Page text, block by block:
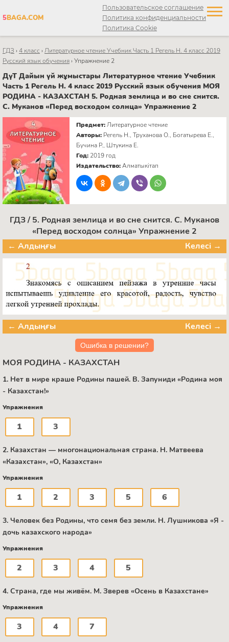
5BAGA.COM
Пользовательское соглашение
Политика конфиденциальности
Политика Cookie
ГДЗ ›4 класс ›Литературное чтение Учебник Часть 1 Регель Н. 4 класс 2019
Русский язык обучения›Упражнение 2
ДүТ Дайын үй жұмыстары Литературное чтение Учебник
Часть 1 Регель Н. 4 класс 2019 Русский язык обучения МОЯ
РОДИНА - КАЗАХСТАН 5. Родная землица и во сне снится.
C. Муканов «Перед восходом солнца» Упражнение 2
Предмет:Литературное чтение
Авторы: Регель Н., Труханова О., Богатырева Е.,
Бучина Р., Штукина Е.
Год: 2019 год
Издательство:Алматыкітап
ГДЗ / 5. Родная землица и во сне снится. C. Муканов
«Перед восходом солнца» Упражнение 2
← Алдыңғы
Келесі →
← Алдыңғы Келесі →
Ошибка в решении?
МОЯ РОДИНА - КАЗАХСТАН
1. Нет в мире краше Родины пашей. B. Запуниди «Родина моя
- Казахстан!»
Упражнения
1 3
2. Казахстан — многонациональная страна. Н. Матвеева
«Казахстан», «О, Казахстан»
Упражнения
1 2 3 5 6
3. Человек без Родины, что семя без земли. Н. Лушникова «Я -
дочь казахского народа»
Упражнения
2 3 4 5
4. Страна, где мы живём. М. Зверев «Осень в Казахстане»
Упражнения
3 4 7